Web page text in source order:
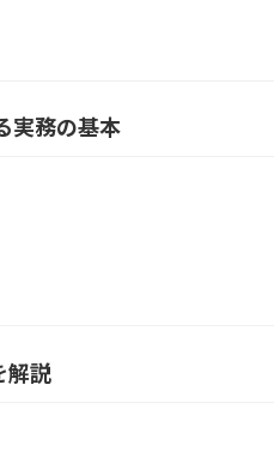
実務の基本
解説